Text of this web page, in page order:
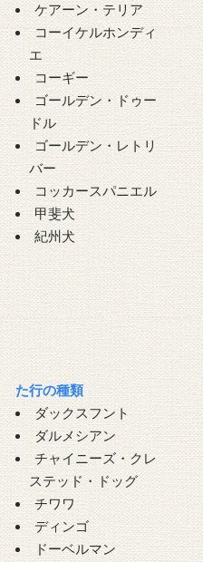
ケアーン・テリア
コーイケルホンディ
エ
コーギー
ゴールデン・ドゥー
ドル
ゴールデン・レトリ
バー
コッカースパニエル
甲斐犬
紀州犬
た行の種類
ダックスフント
ダルメシアン
チャイニーズ・クレ
ステッド・ドッグ
チワワ
ディンゴ
ドーベルマン